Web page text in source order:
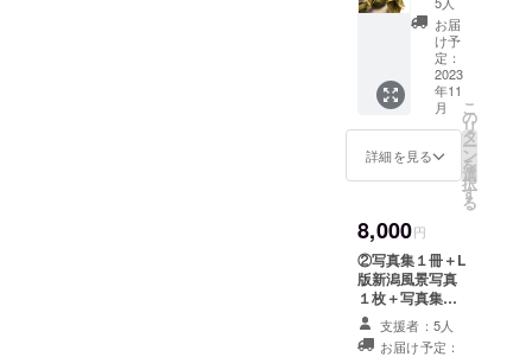
日の交
通費や
滞在費
につい
て は自
己負担
でお願
いしま
付け
し、切
り紙な
どを貼
り付け
てデザ
インし
詳細チ
ケット
を同封
します
ので到
着後
各自で
予約を
『北限
め』と
は、30
年前に
考案し
た村上
写真集1
冊＋新
潟風景
写真L版
1枚 容
量笹だ
んこ10
個入り
1個約
50g 保
法 常
温 「原
材料及
び添加
物等の
食品表
示はお
お届
け予
定：
2023
年11
月
詳細を見る
こ
の
リ
タ
ー
ン
を
選
択
す
る
8,000円
②写真集１冊＋L
版新潟風景写真
１枚＋写真集に
名前掲載 備考欄
に掲載する名前
支援者：5人
お届け予定：